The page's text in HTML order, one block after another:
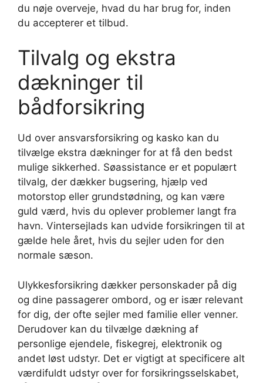
du nøje overveje, hvad du har brug for, inden
du accepterer et tilbud.
Tilvalg og ekstra
dækninger til
bådforsikring
Ud over ansvarsforsikring og kasko kan du
tilvælge ekstra dækninger for at få den bedst
mulige sikkerhed. Søassistance er et populært
tilvalg, der dækker bugsering, hjælp ved
motorstop eller grundstødning, og kan være
guld værd, hvis du oplever problemer langt fra
havn. Vintersejlads kan udvide forsikringen til at
gælde hele året, hvis du sejler uden for den
normale sæson.
Ulykkesforsikring dækker personskader på dig
og dine passagerer ombord, og er især relevant
for dig, der ofte sejler med familie eller venner.
Derudover kan du tilvælge dækning af
personlige ejendele, fiskegrej, elektronik og
andet løst udstyr. Det er vigtigt at specificere alt
værdifuldt udstyr over for forsikringsselskabet,